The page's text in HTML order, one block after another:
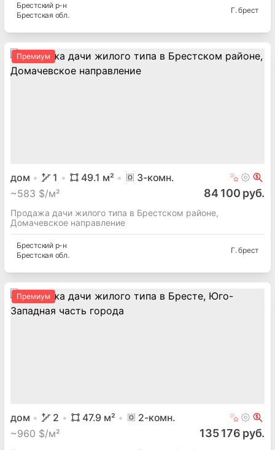
Брестский р-н
Брестская обл.
Г. брест
Премиум
дом 1 49.1 м² 3-комн.
~583 $/м² 84 100 руб.
Продажа дачи жилого типа в Брестском районе,
Домачевское направление
Брестский р-н
Брестская обл.
Г. брест
Премиум
дом 2 47.9 м² 2-комн.
~960 $/м² 135 176 руб.